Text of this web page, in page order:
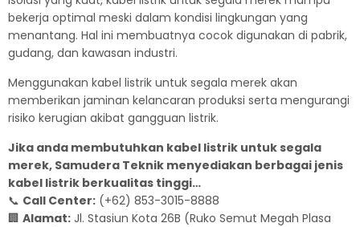
bekerja optimal meski dalam kondisi lingkungan yang
menantang. Hal ini membuatnya cocok digunakan di pabrik,
gudang, dan kawasan industri.
Menggunakan kabel listrik untuk segala merek akan
memberikan jaminan kelancaran produksi serta mengurangi
risiko kerugian akibat gangguan listrik.
Jika anda membutuhkan kabel listrik untuk segala
merek, Samudera Teknik menyediakan berbagai jenis
kabel listrik berkualitas tinggi…
📞 Call Center: (+62) 853-3015-8888
🏢 Alamat: Jl. Stasiun Kota 26B (Ruko Semut Megah Plasa